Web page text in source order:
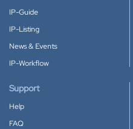
IP-Guide
IP-Listing
News & Events
IP-Workflow
Support
Help
FAQ